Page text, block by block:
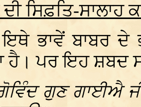
ਸਿਫ਼ਤਿ-ਸਾਲਾਹ
ਇਥੇ ਭਾਵੇਂ ਬਾਬਰ ਦੇ
ਪਰ ਇਹ ਸ਼ਬਦ
ਗੁਣ ਗਾਈਐ